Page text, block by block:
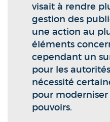
visait à rendre
gestion des
une action au
éléments
cependant un
pour les
nécessité
pour moderniser
pouvoirs.